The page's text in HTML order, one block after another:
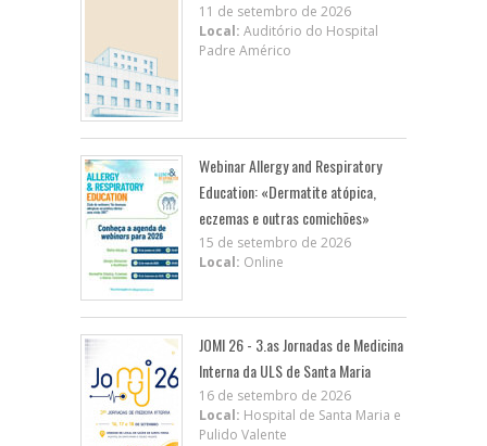
11 de setembro de 2026
Local: Auditório do Hospital
Padre Américo
Webinar Allergy and Respiratory
Education: «Dermatite atópica,
eczemas e outras comichões»
15 de setembro de 2026
Local: Online
JOMI 26 - 3.as Jornadas de Medicina
Interna da ULS de Santa Maria
16 de setembro de 2026
Local: Hospital de Santa Maria e
Pulido Valente